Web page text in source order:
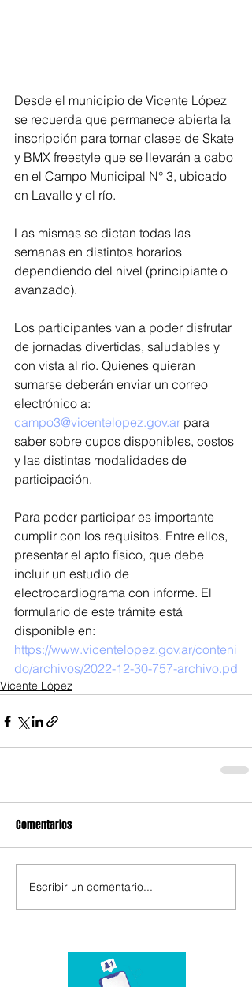
Desde el municipio de Vicente López
se recuerda que permanece abierta la
inscripción para tomar clases de Skate
y BMX freestyle que se llevarán a cabo
en el Campo Municipal N° 3, ubicado
en Lavalle y el río.
Las mismas se dictan todas las
semanas en distintos horarios
dependiendo del nivel (principiante o
avanzado).
Los participantes van a poder disfrutar
de jornadas divertidas, saludables y
con vista al río. Quienes quieran
sumarse deberán enviar un correo
electrónico a:
campo3@vicentelopez.gov.ar para
saber sobre cupos disponibles, costos
y las distintas modalidades de
participación.
Para poder participar es importante
cumplir con los requisitos. Entre ellos,
presentar el apto físico, que debe
incluir un estudio de
electrocardiograma con informe. El
formulario de este trámite está
disponible en:
https://www.vicentelopez.gov.ar/conteni
do/archivos/2022-12-30-757-archivo.pd
Vicente López
Comentarios
Escribir un comentario...